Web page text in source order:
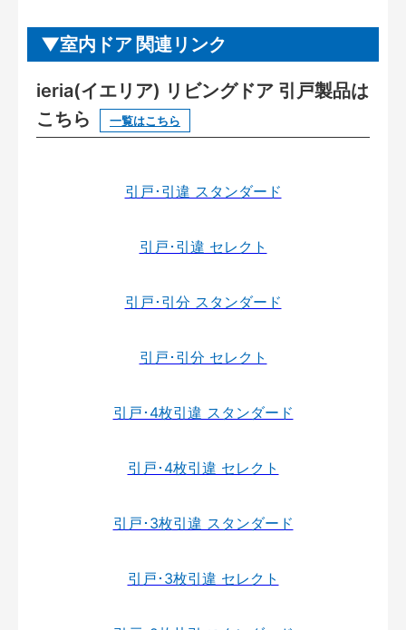
室内ドア 関連リンク
ieria(イエリア) リビングドア 引戸製品は
こちら
一覧はこちら
引戸･引違 スタンダード
引戸･引違 セレクト
引戸･引分 スタンダード
引戸･引分 セレクト
引戸･4枚引違 スタンダード
引戸･4枚引違 セレクト
引戸･3枚引違 スタンダード
引戸･3枚引違 セレクト